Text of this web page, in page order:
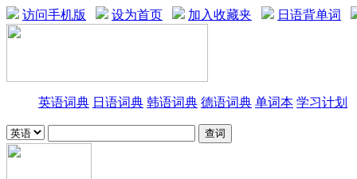
访问手机版 设为首页 加入收藏夹 日语背单词
英语词典 日语词典 韩语词典 德语词典 单词本 学习计划